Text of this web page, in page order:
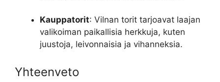
Kauppatorit: Vilnan torit tarjoavat laajan
valikoiman paikallisia herkkuja, kuten
juustoja, leivonnaisia ja vihanneksia.
Yhteenveto